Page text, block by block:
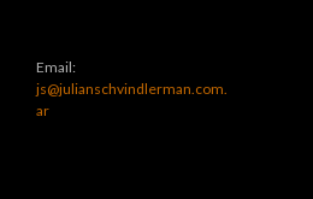
Email:
js@julianschvindlerman.com.
ar